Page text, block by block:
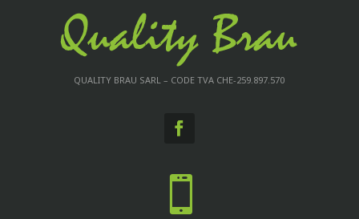
QUALITY BRAU SARL – CODE TVA CHE-259.897.570
